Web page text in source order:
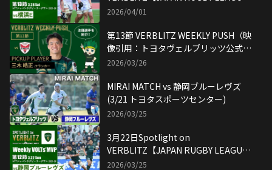
ONE】映像引用：トヨタヴェルブリッ
2026/04/01
第13節 VERBLITZ WEEKLY PUSH（映
像引用：トヨタヴェルブリッツ公式
YouTubeチャンネル）
2026/03/26
MIRAI MATCH vs 静岡ブルーレヴズ
(3/21 トヨタスポーツセンター)
2026/03/25
3月22日Spotlight on
VERBLITZ【JAPAN RUGBY LEAGUE
ONE】映像引用：トヨタヴェルブリッ
2026/03/25